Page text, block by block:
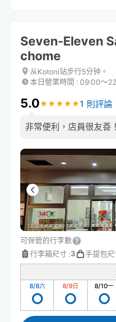
Seven-Eleven
chome
从Kotoni站步行5分钟。
本日營業時間 : 09:00〜
5.0★ ★ ★ ★ ★
★ ★ ★ ★ ★1 則評論
非常便利，店員很友善！
可保管的行李數
行李箱尺寸 :3 手提包
8/8六 8/9日 8/10一